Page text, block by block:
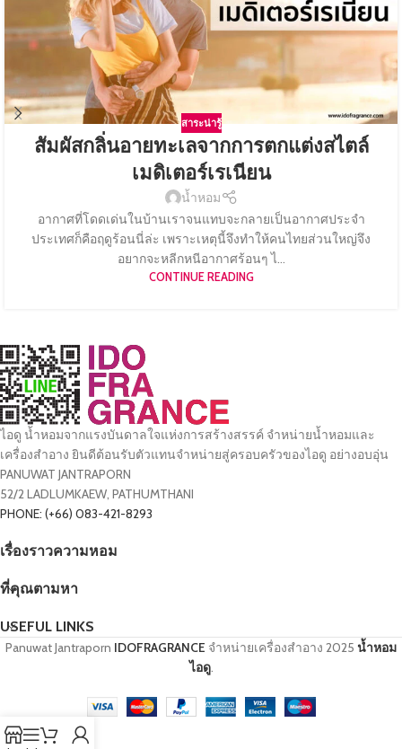
สาระน่ารู้
สัมผัสกลิ่นอายทะเลจากการตกแต่งสไตล์
เมดิเตอร์เรเนียน
น้ำหอม
อากาศที่โดดเด่นในบ้านเราจนแทบจะกลายเป็นอากาศประจำ
ประเทศก็คือฤดูร้อนนี่ล่ะ เพราะเหตุนี้จึงทำให้คนไทยส่วนใหญ่จึง
อยากจะหลีกหนีอากาศร้อนๆ ไ...
CONTINUE READING
ไอดู น้ำหอมจากแรงบันดาลใจแห่งการสร้างสรรค์ จำหน่ายน้ำหอมและ
เครื่องสำอาง ยินดีต้อนรับตัวแทนจำหน่ายสู่ครอบครัวของไอดู อย่างอบอุ่น
PANUWAT JANTRAPORN
52/2 LADLUMKAEW, PATHUMTHANI
PHONE: (+66) 083-421-8293
เรื่องราวความหอม
ที่คุณตามหา
USEFUL LINKS
Panuwat Jantraporn IDOFRAGRANCE จำหน่ายเครื่องสำอาง 2025 น้ำหอม
ไอดู.